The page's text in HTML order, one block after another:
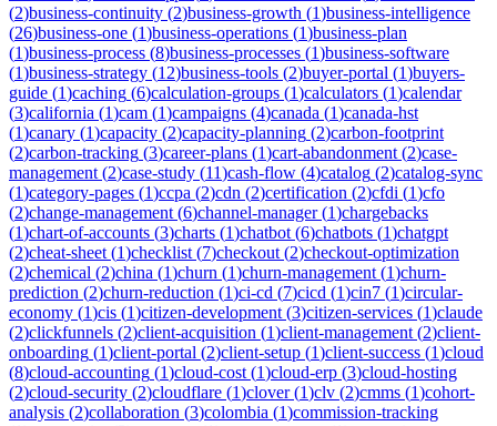
(2)business-continuity (2)business-growth (1)business-intelligence
(26)business-one (1)business-operations (1)business-plan
(1)business-process (8)business-processes (1)business-software
(1)business-strategy (12)business-tools (2)buyer-portal (1)buyers-
guide (1)caching (6)calculation-groups (1)calculators (1)calendar
(3)california (1)cam (1)campaigns (4)canada (1)canada-hst
(1)canary (1)capacity (2)capacity-planning (2)carbon-footprint
(2)carbon-tracking (3)career-plans (1)cart-abandonment (2)case-
management (2)case-study (11)cash-flow (4)catalog (2)catalog-sync
(1)category-pages (1)ccpa (2)cdn (2)certification (2)cfdi (1)cfo
(2)change-management (6)channel-manager(1)chargebacks
(1)chart-of-accounts (3)charts (1)chatbot (6)chatbots (1)chatgpt
(2)cheat-sheet (1)checklist (7)checkout (2)checkout-optimization
(2)chemical (2)china (1)churn (1)churn-management (1)churn-
prediction (2)churn-reduction (1)ci-cd (7)cicd (1)cin7 (1)circular-
economy (1)cis (1)citizen-development (3)citizen-services (1)claude
(2)clickfunnels (2)client-acquisition (1)client-management (2)client-
onboarding (1)client-portal (2)client-setup (1)client-success (1)cloud
(8)cloud-accounting (1)cloud-cost (1)cloud-erp (3)cloud-hosting
(2)cloud-security (2)cloudflare (1)clover(1)clv (2)cmms (1)cohort-
analysis (2)collaboration (3)colombia (1)commission-tracking